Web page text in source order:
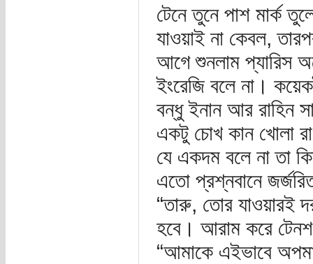
টেনে তুনে পাশ মার্ক
যাওয়াই না কেবল,
আগে শুনলাম প্যারিস
ইংরেজি বলে না।
বন্ধু ইনান আর রাহিন
একটু চোখ কান খোলা
যে একদম বলে না তা
এতো প্রশ্নবানে
“তারু, তোর যাওয়ারই
হবে। আরাম করে
“আমাকে এইভাবে